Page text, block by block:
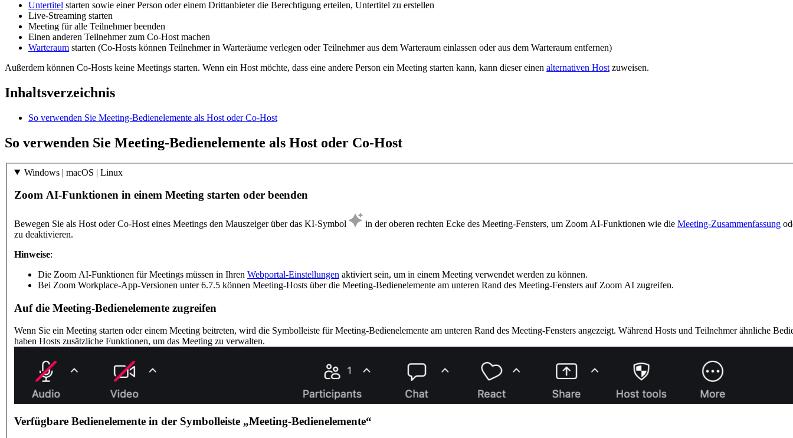
Untertitel starten sowie einer Person oder einem Drittanbieter die Berechtigung erteilen, Untertitel zu erstellen
Live-Streaming starten
Meeting für alle Teilnehmer beenden
Einen anderen Teilnehmer zum Co-Host machen
Warteraum starten (Co-Hosts können Teilnehmer in Warteräume verlegen oder Teilnehmer aus dem Warteraum einlassen oder aus dem Warteraum entfernen)
Außerdem können Co-Hosts keine Meetings starten. Wenn ein Host möchte, dass eine andere Person ein Meeting starten kann, kann dieser einen alternativen Host zuweisen.
Inhaltsverzeichnis
So verwenden Sie Meeting-Bedienelemente als Host oder Co-Host
So verwenden Sie Meeting-Bedienelemente als Host oder Co-Host
Windows | macOS | Linux
Zoom AI-Funktionen in einem Meeting starten oder beenden
Bewegen Sie als Host oder Co-Host eines Meetings den Mauszeiger über das KI-Symbol in der oberen rechten Ecke des Meeting-Fensters, um Zoom AI-Funktionen wie die Meeting-Zusammenfassung
zu deaktivieren.
Hinweise:
Die Zoom AI-Funktionen für Meetings müssen in Ihren Webportal-Einstellungen aktiviert sein, um in einem Meeting verwendet werden zu können.
Bei Zoom Workplace-App-Versionen unter 6.7.5 können Meeting-Hosts über die Meeting-Bedienelemente am unteren Rand des Meeting-Fensters auf Zoom AI zugreifen.
Auf die Meeting-Bedienelemente zugreifen
Wenn Sie ein Meeting starten oder einem Meeting beitreten, wird die Symbolleiste für Meeting-Bedienelemente am unteren Rand des Meeting-Fensters angezeigt. Während Hosts und Teilnehmer ähnliche
haben Hosts zusätzliche Funktionen, um das Meeting zu verwalten.
Verfügbare Bedienelemente in der Symbolleiste „Meeting-Bedienelemente“